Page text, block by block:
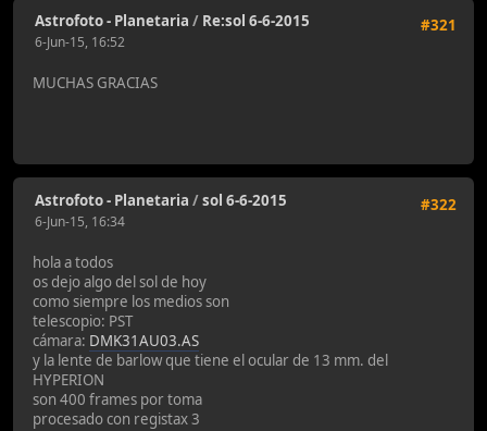
#321
Astrofoto - Planetaria / Re:sol 6-6-2015
6-Jun-15, 16:52
MUCHAS GRACIAS
#322
Astrofoto - Planetaria /sol 6-6-2015
6-Jun-15, 16:34
hola a todos
os dejo algo del sol de hoy
como siempre los medios son
telescopio: PST
cámara: DMK31AU03.AS
y la lente de barlow que tiene el ocular de 13 mm. del
HYPERION
son 400 frames por toma
procesado con registax 3